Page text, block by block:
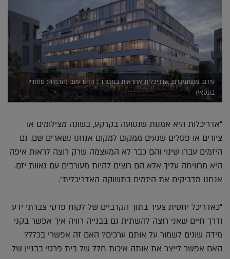
עירוב משתמשים. אדריכלית אחראית במשרד : הדס עינב (הדמיה: סטודיו
בונסאי)
"אדריכלות היא אמנות שנטועה בקרקע, בשונה מצילומים או
ציורים או פסלים שנעים ממקום למקום אנחנו נשארים שם. גם
היזמים עברו שינוי והם כבר לא המעצמה שרק רוצה לראות איפה
היא מרוויחה עליך אלא הם רוצים להיות מעורבים עם גאוות יזם.
אנחנו מדביקים את היזמים בתשוקה האדריכלית".
"כאדריכל יחסית צעיר בתוך הקרביים של לקוח פרטי צברתי ידע
ודרך חיים שאני רוצה להשתית גם בבנייה רוויה איך אפשר בקני
מידה שונים לשמור על אותם ערכים? האם זה אפשרי בכלל?
האם אפשר לייצר את אותה איכות חלל של בית פרטי בבניין של